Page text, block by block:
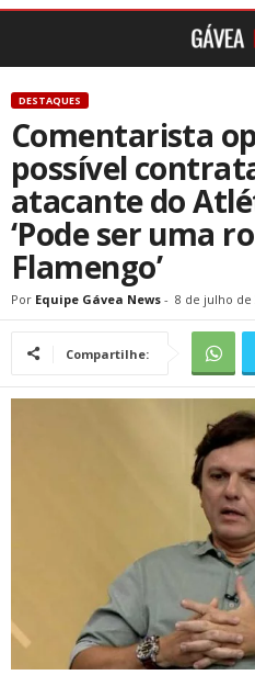
DESTAQUES
Comentarista
possível
atacante do
‘Pode ser uma
Flamengo’
Por Equipe Gávea News - 8 de julho de
Compartilhe: